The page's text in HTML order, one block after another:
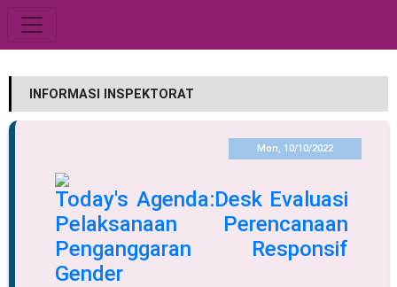
INFORMASI INSPEKTORAT
Mon, 10/10/2022
Today's Agenda:Desk Evaluasi
Pelaksanaan Perencanaan
Penganggaran Responsif
Gender